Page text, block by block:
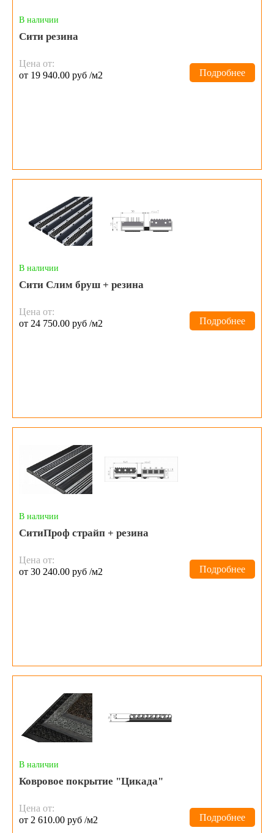
В наличии
Сити резина
Цена от:
от 19 940.00 руб /м2
Подробнее
В наличии
Сити Слим бруш + резина
Цена от:
от 24 750.00 руб /м2
Подробнее
В наличии
СитиПроф страйп + резина
Цена от:
от 30 240.00 руб /м2
Подробнее
В наличии
Ковровое покрытие "Цикада"
Цена от:
от 2 610.00 руб /м2
Подробнее